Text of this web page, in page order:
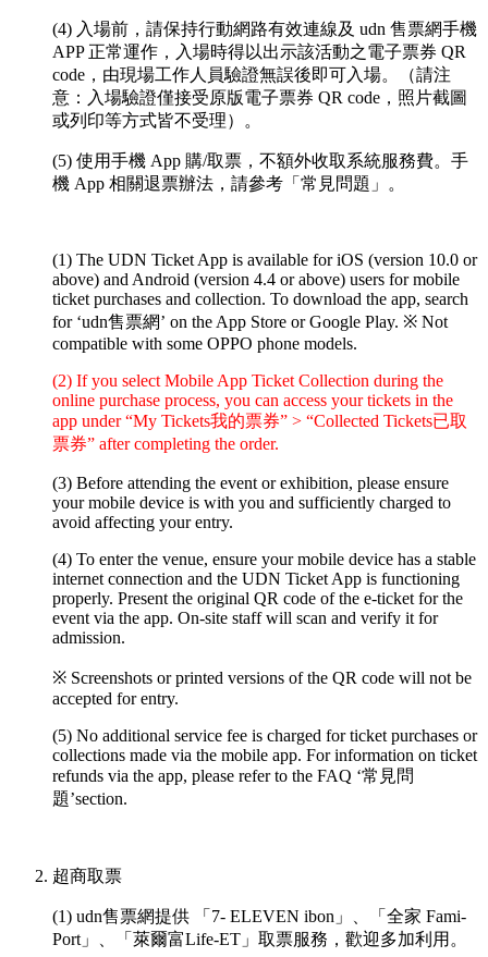
(4) 入場前，請保持行動網路有效連線及 udn 售票網手機
APP 正常運作，入場時得以出示該活動之電子票券 QR
code，由現場工作人員驗證無誤後即可入場。（請注
意：入場驗證僅接受原版電子票券 QR code，照片截圖
或列印等方式皆不受理）。
(5) 使用手機 App 購/取票，不額外收取系統服務費。手
機 App 相關退票辦法，請參考「常見問題」。
(1) The UDN Ticket App is available for iOS (version 10.0 or
above) and Android (version 4.4 or above) users for mobile
ticket purchases and collection. To download the app, search
for ‘udn售票網’ on the App Store or Google Play. ※ Not
compatible with some OPPO phone models.
(2) If you select Mobile App Ticket Collection during the
online purchase process, you can access your tickets in the
app under “My Tickets我的票券” > “Collected Tickets已取
票券” after completing the order.
(3) Before attending the event or exhibition, please ensure
your mobile device is with you and sufficiently charged to
avoid affecting your entry.
(4) To enter the venue, ensure your mobile device has a stable
internet connection and the UDN Ticket App is functioning
properly. Present the original QR code of the e-ticket for the
event via the app. On-site staff will scan and verify it for
admission.
※ Screenshots or printed versions of the QR code will not be
accepted for entry.
(5) No additional service fee is charged for ticket purchases or
collections made via the mobile app. For information on ticket
refunds via the app, please refer to the FAQ ‘常見問
題’section.
超商取票
(1) udn售票網提供 「7- ELEVEN ibon」、「全家 Fami-
Port」、「萊爾富Life-ET」取票服務，歡迎多加利用。